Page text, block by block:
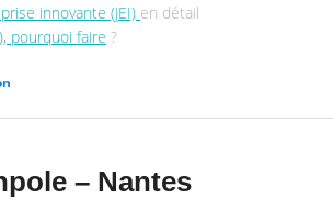
innovante (JEI) en détail
pourquoi faire ?
– Nantes